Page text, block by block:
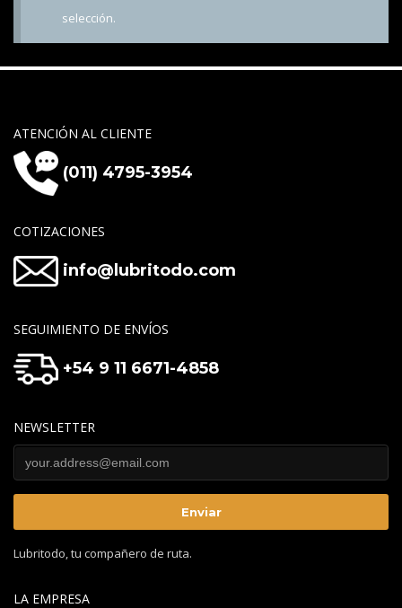
selección.
ATENCIÓN AL CLIENTE
(011) 4795-3954
COTIZACIONES
info@lubritodo.com
SEGUIMIENTO DE ENVÍOS
+54 9 11 6671-4858
NEWSLETTER
Lubritodo, tu compañero de ruta.
LA EMPRESA